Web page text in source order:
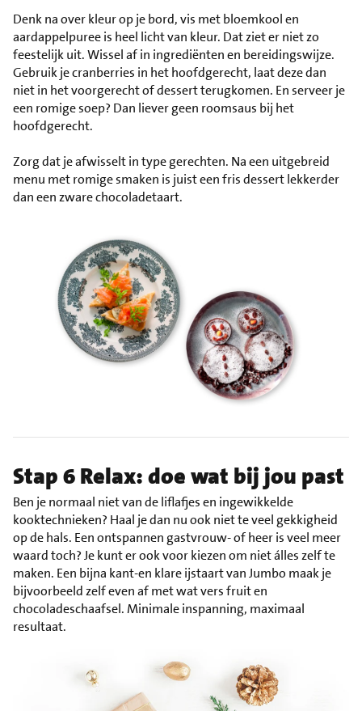
Denk na over kleur op je bord, vis met bloemkool en
aardappelpuree is heel licht van kleur. Dat ziet er niet zo
feestelijk uit. Wissel af in ingrediënten en bereidingswijze.
Gebruik je cranberries in het hoofdgerecht, laat deze dan
niet in het voorgerecht of dessert terugkomen. En serveer je
een romige soep? Dan liever geen roomsaus bij het
hoofdgerecht.
Zorg dat je afwisselt in type gerechten. Na een uitgebreid
menu met romige smaken is juist een fris dessert lekkerder
dan een zware chocoladetaart.
Stap 6 Relax: doe wat bij jou past
Ben je normaal niet van de liflafjes en ingewikkelde
kooktechnieken? Haal je dan nu ook niet te veel gekkigheid
op de hals. Een ontspannen gastvrouw- of heer is veel meer
waard toch? Je kunt er ook voor kiezen om niet álles zelf te
maken. Een bijna kant-en klare ijstaart van Jumbo maak je
bijvoorbeeld zelf even af met wat vers fruit en
chocoladeschaafsel. Minimale inspanning, maximaal
resultaat.